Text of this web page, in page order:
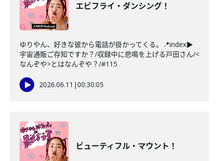
エビフライ・ダンシング！
ゆりやん、好きな彼から電話が掛かってくる。📍index▶
宇宙通販ご存知ですか？/収録中に悲鳴を上げる戸田さん/<
なんぞや>とはなんぞや？/#115
2026.06.11 |00:30:05
ビューティフル・マウント！